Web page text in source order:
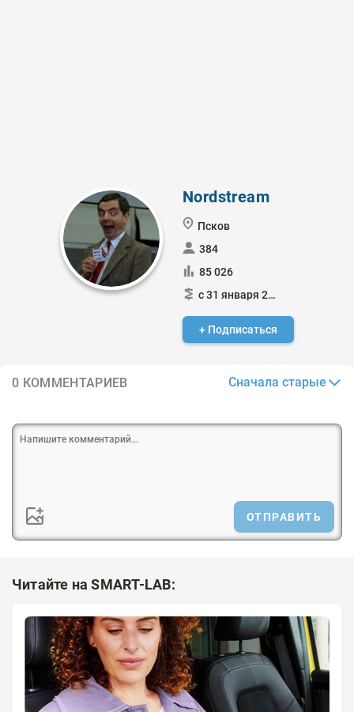
Nordstream
Псков
384
85 026
с 31 января 2015
+ Подписаться
0 КОММЕНТАРИЕВ Сначала старые
ОТПРАВИТЬ
Читайте на SMART-LAB: